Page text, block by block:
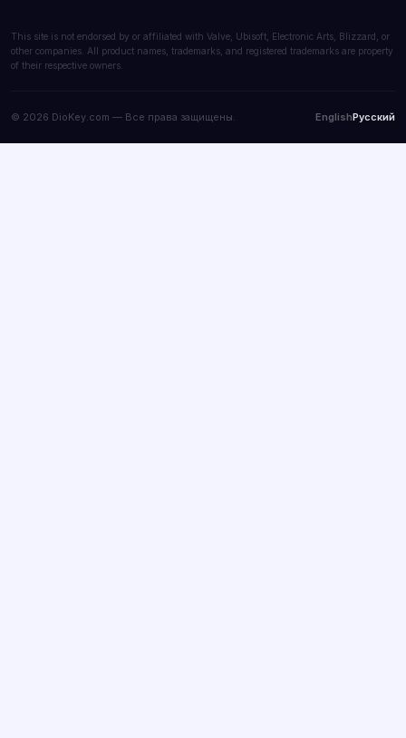
This site is not endorsed by or affiliated with Valve, Ubisoft, Electronic Arts, Blizzard, or
other companies. All product names, trademarks, and registered trademarks are property
of their respective owners.
© 2026 DioKey.com — Все права защищены. EnglishРусский